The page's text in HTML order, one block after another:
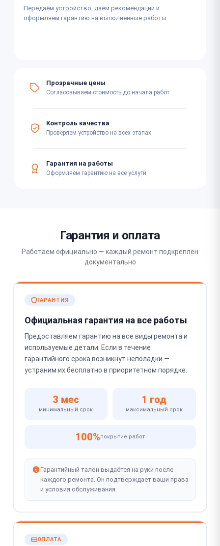
Передаём устройство, даём рекомендации и
оформляем гарантию на выполненные работы.
Прозрачные цены
Согласовываем стоимость до начала работ.
Контроль качества
Проверяем устройство на всех этапах.
Гарантия на работы
Оформляем гарантию на все услуги.
Гарантия и оплата
Работаем официально — каждый ремонт подкреплён
документально
ГАРАНТИЯ
Официальная гарантия на все работы
Предоставляем гарантию на все виды ремонта и
используемые детали. Если в течение
гарантийного срока возникнут неполадки —
устраним их бесплатно в приоритетном порядке.
3 мес
минимальный срок
1 год
максимальный срок
100%покрытие работ
Гарантийный талон выдаётся на руки после
каждого ремонта. Он подтверждает ваши права
и условия обслуживания.
ОПЛАТА